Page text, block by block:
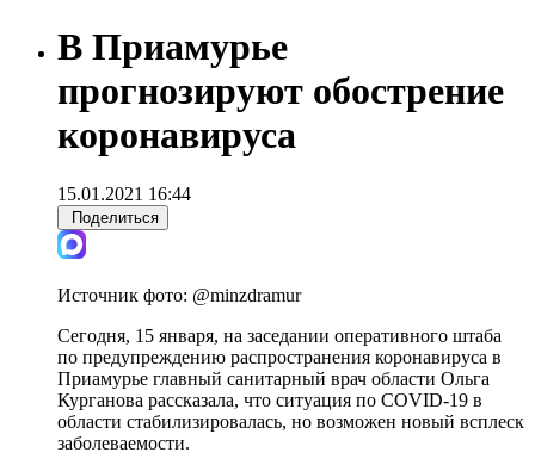
В Приамурье
прогнозируют обострение
коронавируса
15.01.2021 16:44
Поделиться
Источник фото: @minzdramur
Сегодня, 15 января, на заседании оперативного штаба
по предупреждению распространения коронавируса в
Приамурье главный санитарный врач области Ольга
Курганова рассказала, что ситуация по COVID-19 в
области стабилизировалась, но возможен новый всплеск
заболеваемости.